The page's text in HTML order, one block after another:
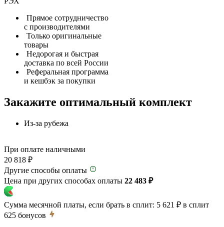
Прямое сотрудничество
с производителями
Только оригинальные
товары
Недорогая и быстрая
доставка по всей России
Реферальная программа
и кешбэк за покупки
Закажите оптимальный комплект
Из-за рубежа
При оплате наличными
20 818 ₽
Другие способы оплаты
Цена при других способах оплаты 22 483 ₽
Сумма месячной платы, если брать в сплит: 5 621 ₽ в сплит
625 бонусов